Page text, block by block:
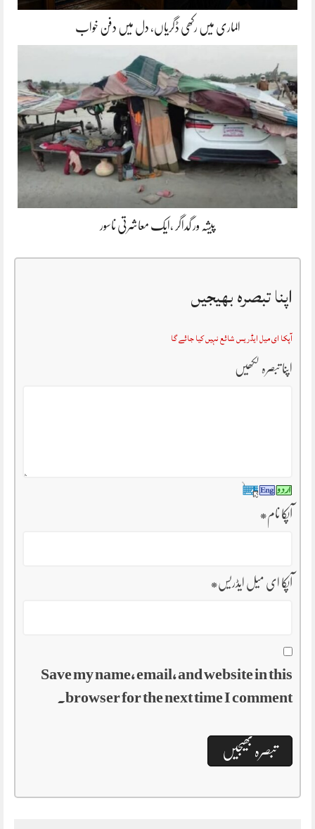
الماری میں رکھی ڈگریاں، دل میں دفن خواب
پیشہ ور گداگر ،ایک معاشرتی ناسور
اپنا تبصرہ بھیجیں
آپکا ای میل ایڈریس شائع نہیں کیا جائے گا
اپنا تبصرہ لکھیں
آپکا نام*
آپکا ای میل ایڈریس*
Save my name, email, and website in this
browser for the next time I comment.